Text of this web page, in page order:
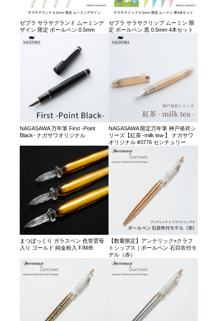
ゼブラ サラサグランド ムーミンデ
ザイン 限定 ボールペン 0.5mm
ゼブラ サラサクリップ ムーミン 限
定 ボールペン 黒 0.5mm 4本セット
NAGASAWA 万年筆 First -Point
Black- ナガサワオリジナル
NAGASAWA 限定万年筆 神戸発祥シ
リーズ【紅茶 -milk tea-】 ナガサワ
オリジナル #3776 センチュリー
まつぼっくり ガラスペン 色管雲母
入り ゴールド 純金粉入 F/M/B
【数量限定】アンテリック×クラフ
トシップス｜ボールペン 石目吹付モ
デル（赤）